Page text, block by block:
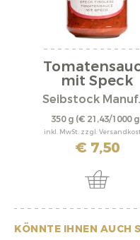
mit Speck
350 g (€ 21,43/1000
inkl. MwSt. zzgl.
€ 7,50
KÖNNTE IHNEN AUCH